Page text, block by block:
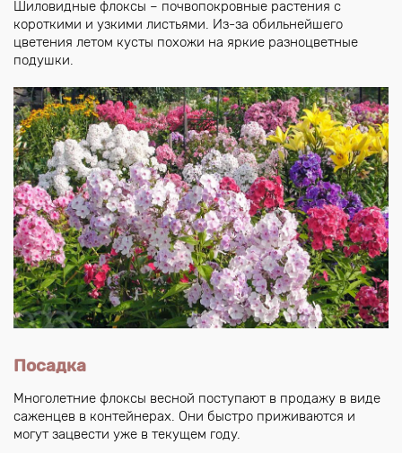
Шиловидные флоксы – почвопокровные растения с
короткими и узкими листьями. Из-за обильнейшего
цветения летом кусты похожи на яркие разноцветные
подушки.
Посадка
Многолетние флоксы весной поступают в продажу в виде
саженцев в контейнерах. Они быстро приживаются и
могут зацвести уже в текущем году.